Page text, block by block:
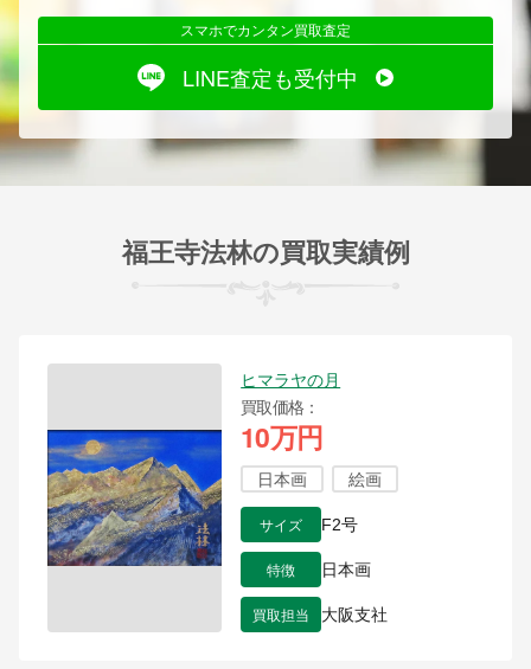
スマホでカンタン買取査定
LINE査定も受付中
福王寺法林の買取実績例
ヒマラヤの月
買取価格
10万円
日本画 絵画
サイズ F2号
特徴 日本画
買取担当 大阪支社